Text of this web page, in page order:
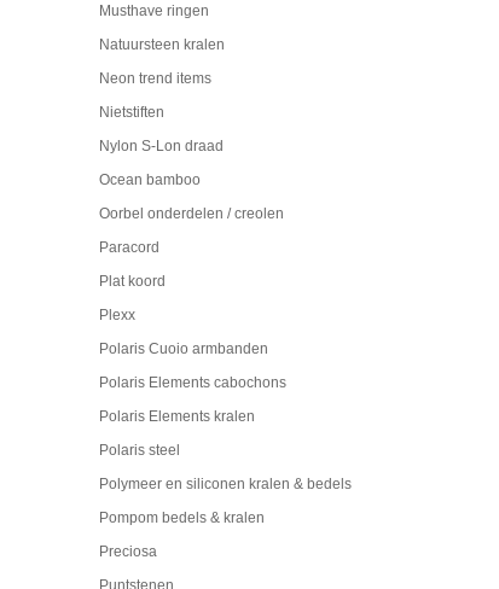
Musthave ringen
Natuursteen kralen
Neon trend items
Nietstiften
Nylon S-Lon draad
Ocean bamboo
Oorbel onderdelen / creolen
Paracord
Plat koord
Plexx
Polaris Cuoio armbanden
Polaris Elements cabochons
Polaris Elements kralen
Polaris steel
Polymeer en siliconen kralen & bedels
Pompom bedels & kralen
Preciosa
Puntstenen